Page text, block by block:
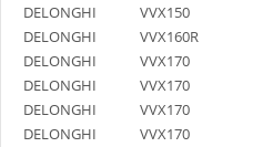
DELONGHI
VVX150
DELONGHI
VVX160R
DELONGHI
VVX170
DELONGHI
VVX170
DELONGHI
VVX170
DELONGHI
VVX170